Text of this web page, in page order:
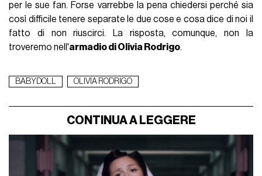
per le sue fan. Forse varrebbe la pena chiedersi perché sia
così difficile tenere separate le due cose e cosa dice di noi il
fatto di non riuscirci. La risposta, comunque, non la
troveremo nell'armadio di Olivia Rodrigo.
BABYDOLL OLIVIA RODRIGO
CONTINUA A LEGGERE